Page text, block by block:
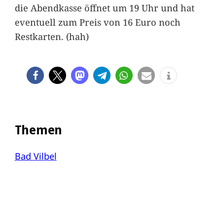
die Abendkasse öffnet um 19 Uhr und hat
eventuell zum Preis von 16 Euro noch
Restkarten. (hah)
Themen
Bad Vilbel